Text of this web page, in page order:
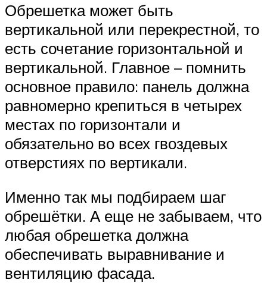
Обрешетка может быть
вертикальной или перекрестной, то
есть сочетание горизонтальной и
вертикальной. Главное – помнить
основное правило: панель должна
равномерно крепиться в четырех
местах по горизонтали и
обязательно во всех гвоздевых
отверстиях по вертикали.
Именно так мы подбираем шаг
обрешётки. А еще не забываем, что
любая обрешетка должна
обеспечивать выравнивание и
вентиляцию фасада.